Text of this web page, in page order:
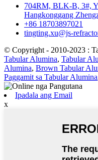
704RM, BLK-B, 3#,
Hangkonggang
+86 18703897021
tingting.xu@js-
© Copyright - 2010-2023 :
Tabular Alumina, Tabular
Alumina, Brown Tabular
Paggamit sa Tabular Alumina
Ipadala ang Email
x